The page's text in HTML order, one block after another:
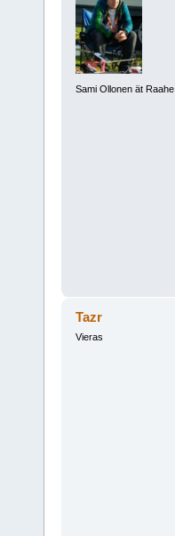
Sami Ollonen ät Raahe
Tazr
Vieras